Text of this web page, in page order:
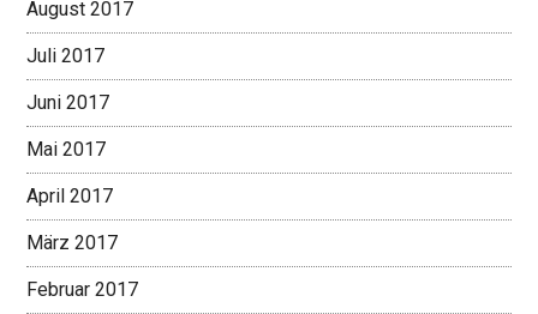
August 2017
Juli 2017
Juni 2017
Mai 2017
April 2017
März 2017
Februar 2017